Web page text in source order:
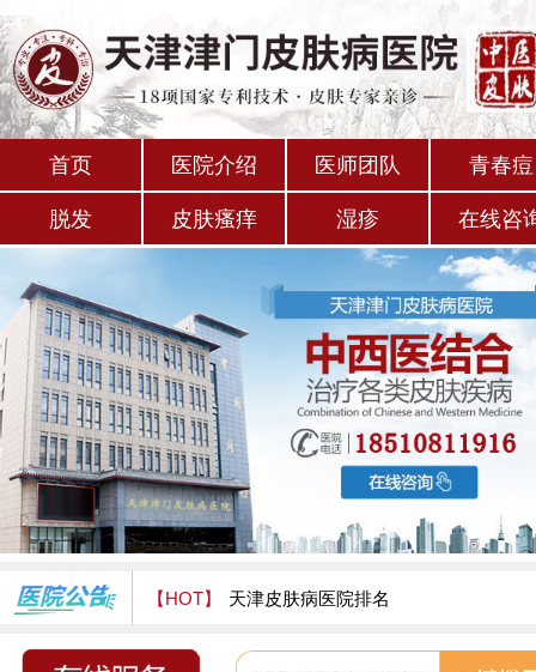
首页 医院介绍 医师团队 青春痘
脱发 皮肤瘙痒 湿疹 在线咨
【HOT】 天津皮肤病医院排名
天津津门皮肤病医院怎么样